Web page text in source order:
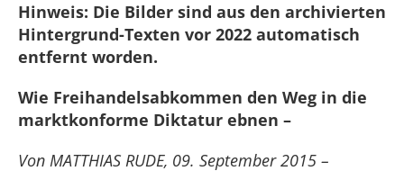
Hinweis: Die Bilder sind aus den archivierten
Hintergrund-Texten vor 2022 automatisch
entfernt worden.
Wie Freihandelsabkommen den Weg in die
marktkonforme Diktatur ebnen –
Von MATTHIAS RUDE, 09. September 2015 –